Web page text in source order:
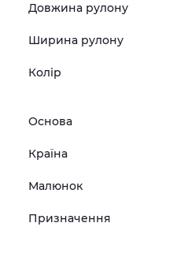
Довжина рулону
Ширина рулону
Колір
Основа
Країна
Малюнок
Призначення